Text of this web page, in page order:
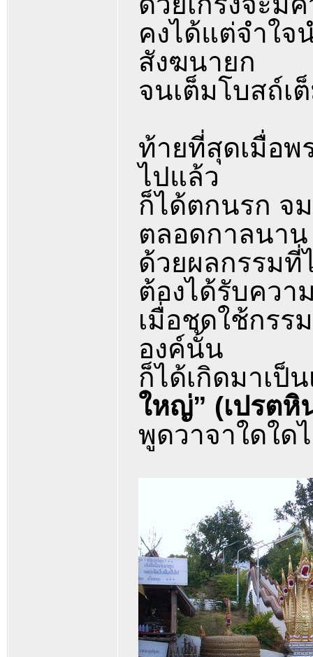
คงได้แต่จำใจ
สังฆนายก
จนเต็มโบสถ์เ
ท้ายที่สุดเมื่อ
ไปแล้ว
ก็ได้ตกนรก จ
ตลอดกาลนาน
ด้วยผลกรรมที่
ต้องได้รับควา
เมื่อชดใช้กรร
องค์นั้น
ก็ได้เกิดมาเป็
ใหญ่” (เปรตหิ
พูดวาจาใดใด